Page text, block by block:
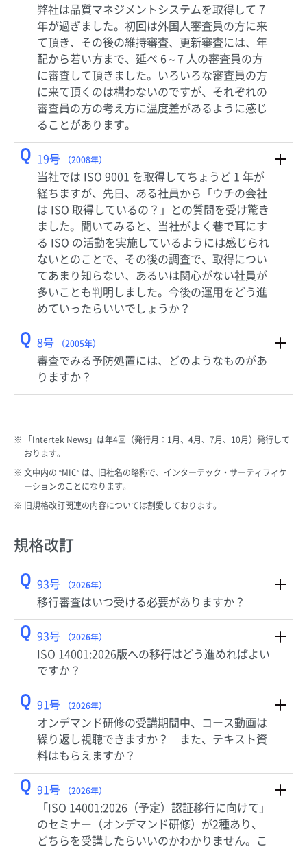
弊社は品質マネジメントシステムを取得して 7
年が過ぎました。初回は外国人審査員の方に来
て頂き、その後の維持審査、更新審査には、年
配から若い方まで、延べ 6～7 人の審査員の方
に審査して頂きました。いろいろな審査員の方
に来て頂くのは構わないのですが、それぞれの
審査員の方の考え方に温度差があるように感じ
ることがあります。
Q 19号 （2008年）
当社では ISO 9001 を取得してちょうど 1 年が
経ちますが、先日、ある社員から「ウチの会社
は ISO 取得しているの？」との質問を受け驚き
ました。聞いてみると、当社がよく巷で耳にす
る ISO の活動を実施しているようには感じられ
ないとのことで、その後の調査で、取得につい
てあまり知らない、あるいは関心がない社員が
多いことも判明しました。今後の運用をどう進
めていったらいいでしょうか？
Q 8号 （2005年）
審査でみる予防処置には、どのようなものがあ
りますか？
「Intertek News」は年4回（発行月：1月、4月、7月、10月）発行して
おります。
文中内の “MIC” は、旧社名の略称で、インターテック・サーティフィケ
ーションのことになります。
旧規格改訂関連の内容については割愛しております。
規格改訂
Q 93号 （2026年）
移行審査はいつ受ける必要がありますか？
Q 93号 （2026年）
ISO 14001:2026版への移行はどう進めればよい
ですか？
Q 91号 （2026年）
オンデマンド研修の受講期間中、コース動画は
繰り返し視聴できますか？ また、テキスト資
料はもらえますか？
Q 91号 （2026年）
「ISO 14001:2026（予定）認証移行に向けて」
のセミナー（オンデマンド研修）が2種あり、
どちらを受講したらいいのかわかりません。こ